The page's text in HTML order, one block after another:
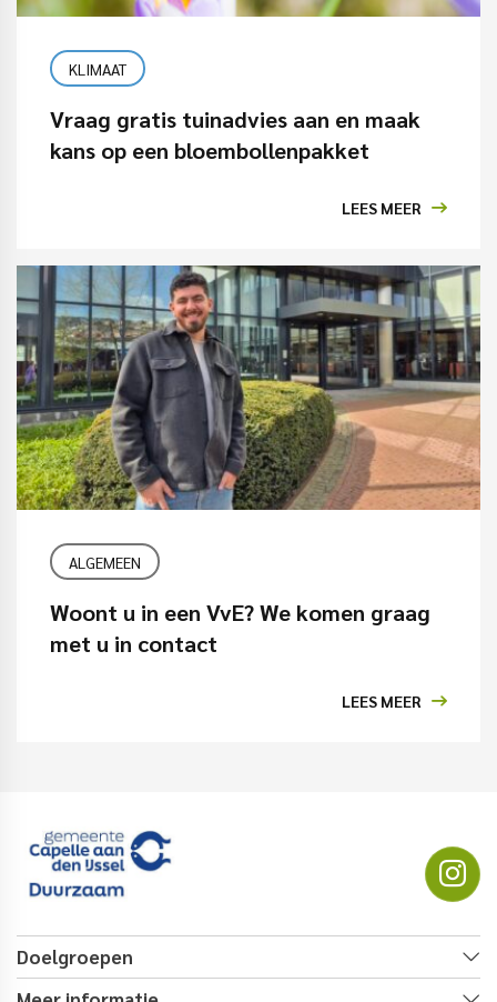
KLIMAAT
Vraag gratis tuinadvies aan en maak
kans op een bloembollenpakket
LEES MEER
ALGEMEEN
Woont u in een VvE? We komen graag
met u in contact
LEES MEER
Doelgroepen